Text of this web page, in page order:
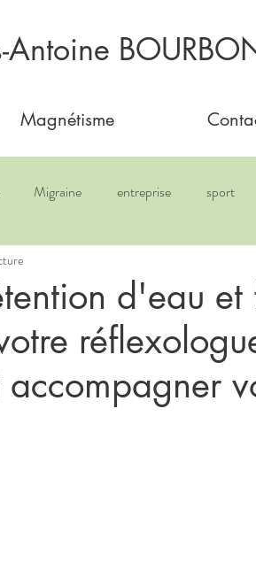
Antoine
Magnétisme
Migraine entreprise sport
d'eau
accompagner